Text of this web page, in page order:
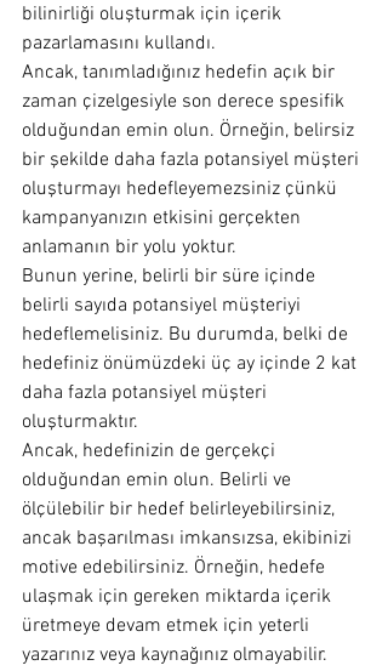
bilinirliği oluşturmak için içerik
pazarlamasını kullandı.
Ancak, tanımladığınız hedefin açık bir
zaman çizelgesiyle son derece spesifik
olduğundan emin olun. Örneğin, belirsiz
bir şekilde daha fazla potansiyel müşteri
oluşturmayı hedefleyemezsiniz çünkü
kampanyanızın etkisini gerçekten
anlamanın bir yolu yoktur.
Bunun yerine, belirli bir süre içinde
belirli sayıda potansiyel müşteriyi
hedeflemelisiniz. Bu durumda, belki de
hedefiniz önümüzdeki üç ay içinde 2 kat
daha fazla potansiyel müşteri
oluşturmaktır.
Ancak, hedefinizin de gerçekçi
olduğundan emin olun. Belirli ve
ölçülebilir bir hedef belirleyebilirsiniz,
ancak başarılması imkansızsa, ekibinizi
motive edebilirsiniz. Örneğin, hedefe
ulaşmak için gereken miktarda içerik
üretmeye devam etmek için yeterli
yazarınız veya kaynağınız olmayabilir.